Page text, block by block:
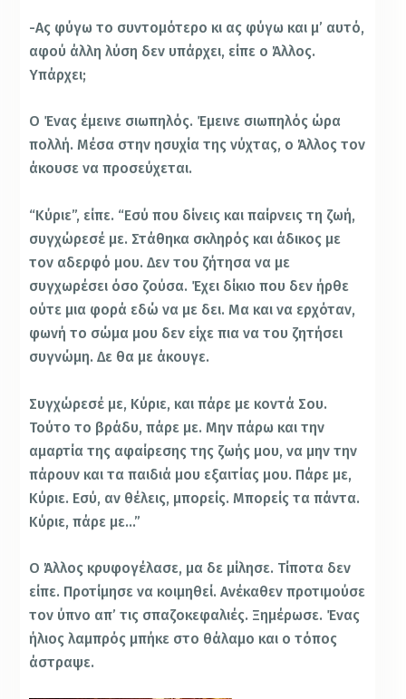
-Ας φύγω το συντομότερο κι ας φύγω και μ’ αυτό,
αφού άλλη λύση δεν υπάρχει, είπε ο Άλλος.
Υπάρχει;
Ο Ένας έμεινε σιωπηλός. Έμεινε σιωπηλός ώρα
πολλή. Μέσα στην ησυχία της νύχτας, ο Άλλος τον
άκουσε να προσεύχεται.
“Κύριε”, είπε. “Εσύ που δίνεις και παίρνεις τη ζωή,
συγχώρεσέ με. Στάθηκα σκληρός και άδικος με
τον αδερφό μου. Δεν του ζήτησα να με
συγχωρέσει όσο ζούσα. Έχει δίκιο που δεν ήρθε
ούτε μια φορά εδώ να με δει. Μα και να ερχόταν,
φωνή το σώμα μου δεν είχε πια να του ζητήσει
συγνώμη. Δε θα με άκουγε.
Συγχώρεσέ με, Κύριε, και πάρε με κοντά Σου.
Τούτο το βράδυ, πάρε με. Μην πάρω και την
αμαρτία της αφαίρεσης της ζωής μου, να μην την
πάρουν και τα παιδιά μου εξαιτίας μου. Πάρε με,
Κύριε. Εσύ, αν θέλεις, μπορείς. Μπορείς τα πάντα.
Κύριε, πάρε με…”
Ο Άλλος κρυφογέλασε, μα δε μίλησε. Τίποτα δεν
είπε. Προτίμησε να κοιμηθεί. Ανέκαθεν προτιμούσε
τον ύπνο απ’ τις σπαζοκεφαλιές. Ξημέρωσε. Ένας
ήλιος λαμπρός μπήκε στο θάλαμο και ο τόπος
άστραψε.